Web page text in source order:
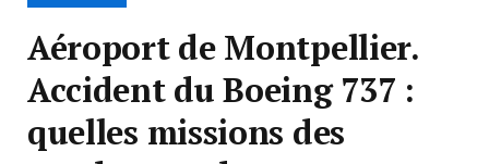
Aéroport de Montpellier.
Accident du Boeing 737 :
quelles missions des